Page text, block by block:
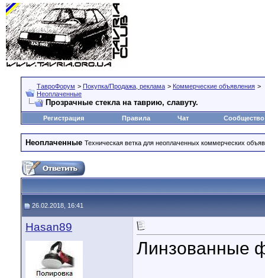
ТавроФорум > Покупка/Продажа, реклама > Коммерческие объявления >
Неоплаченные
Прозрачные стекла на таврию, славуту.
Регистрация Правила Чат Сообщество
Неоплаченные Техническая ветка для неоплаченных коммерческих
26.02.2018, 16:41
Hasan89
Линзованные